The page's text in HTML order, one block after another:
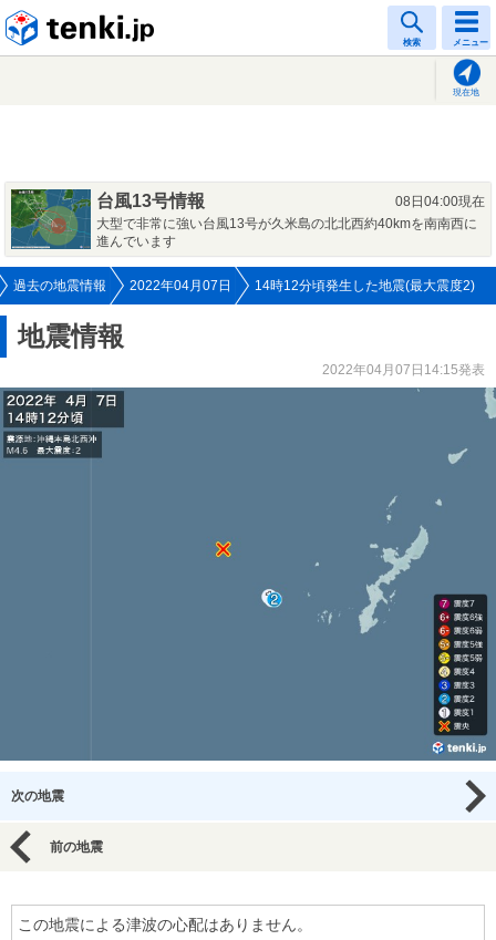
検索 メニュー
現在地
台風13号情報
08日04:00現在
大型で非常に強い台風13号が久米島の北北西約40kmを南南西に
進んでいます
過去の地震情報 2022年04月07日 14時12分頃発生した地震(最大震度2)
地震情報
2022年04月07日14:15発表
次の地震
前の地震
この地震による津波の心配はありません。